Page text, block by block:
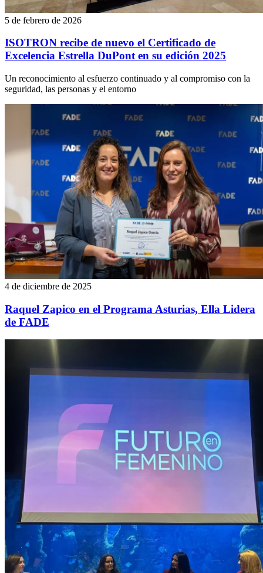
5 de febrero de 2026
ISOTRON recibe de nuevo el Certificado de
Excelencia Estrella DuPont en su edición 2025
Un reconocimiento al esfuerzo continuado y al compromiso con la
seguridad, las personas y el entorno
4 de diciembre de 2025
Raquel Zapico en el Programa Asturias, Ella Lidera
de FADE